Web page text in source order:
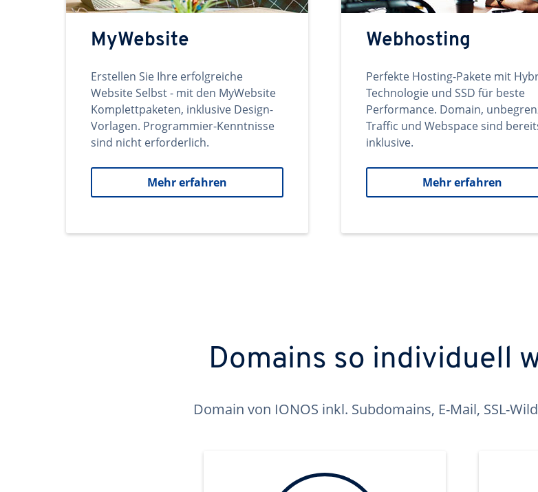
MyWebsite
Erstellen Sie Ihre erfolgreiche
Website Selbst - mit den MyWebsite
Komplettpaketen, inklusive Design-
Vorlagen. Programmier-Kenntnisse
sind nicht erforderlich.
Mehr erfahren
Webhosting
Perfekte Hosting-Pakete mit
Technologie und SSD für beste
Performance. Domain,
Traffic und Webspace sind
inklusive.
Mehr erfahren
Domains so individuell
Domain von IONOS inkl. Subdomains, E-Mail, SSL-